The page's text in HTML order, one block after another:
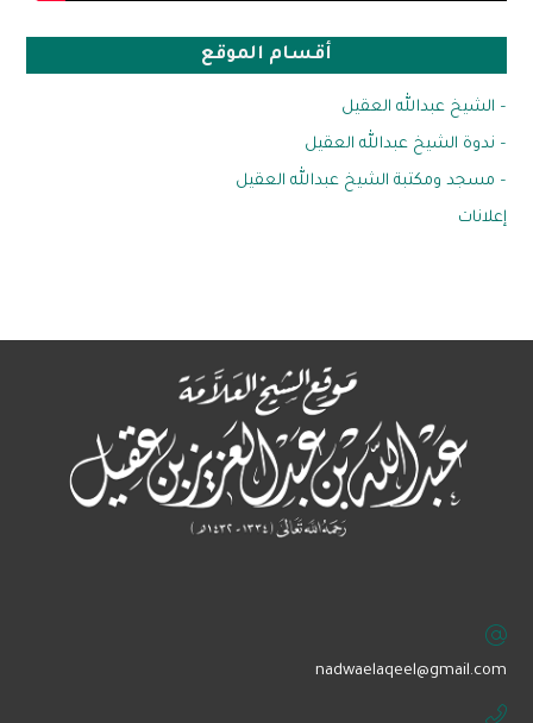
أقسام الموقع
– الشيخ عبدالله العقيل
– ندوة الشيخ عبدالله العقيل
– مسجد ومكتبة الشيخ عبدالله العقيل
إعلانات
‏nadwaelaqeel@gmail.com